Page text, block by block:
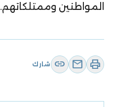
المواطنين وممتلكاتهم.
شارك link mail print